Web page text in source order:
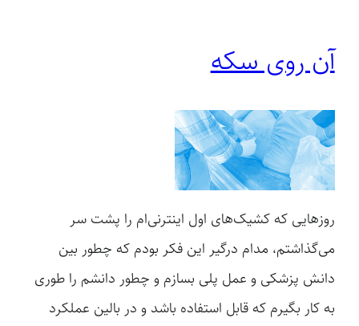
آن روی سکه
روزهایی که کشیک‌های اول اینترنی‌ام را پشت سر
می‌گذاشتم، مدام درگیر این فکر بودم که چطور بین
دانش پزشکی و عمل پلی بسازم و چطور دانشم را طوری
به کار بگیرم که قابل استفاده باشد و در بالین عملکرد